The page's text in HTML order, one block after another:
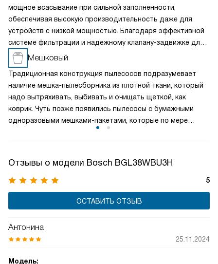
мощное всасывание при сильной заполненности,
обеспечивая высокую производительность даже для
устройств с низкой мощностью. Благодаря эффективной
системе фильтрации и надежному клапану-задвижке для
утилизации он обеспечивает высокую гигиеничность
уборки и простоту очистки, обеспечивая надежную
защиту двигателя и идеальную эффективность удержания
пыли.
Мешковый
Традиционная конструкция пылесосов подразумевает
наличие мешка-пылесборника из плотной ткани, который
надо вытряхивать, выбивать и очищать щеткой, как
коврик. Чуть позже появились пылесосы с бумажными
одноразовыми мешками-пакетами, которые по мере
Отзывы о модели Bosch BGL38WBU3H
5
ОСТАВИТЬ ОТЗЫВ
Антонина
25.11.2024
Модель: